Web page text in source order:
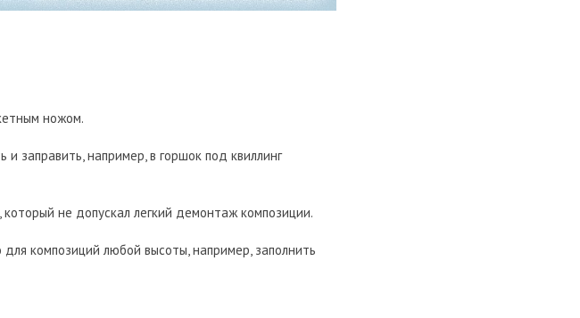
ножом.
заправить, например, в горшок под квиллинг
не допускал легкий демонтаж композиции.
композиций любой высоты, например, заполнить